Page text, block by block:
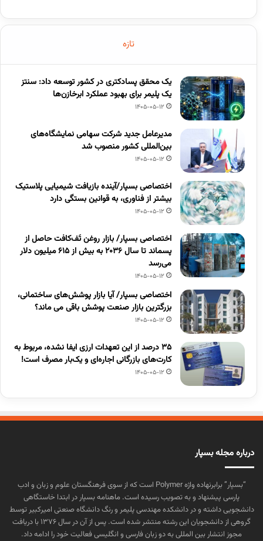
تازه
یک محقق پسادکتری در کشور توسعه داد: سنتز
یک پلیمر برای بهبود عملکرد ابرخازن‌ها
1405-05-12
مدیرعامل جدید شرکت سهامی نمایشگاه‌های
بین‌المللی کشور منصوب شد
1405-05-12
اختصاصی بسپار/آینده بازیافت شیمیایی پلاستیک
بیشتر از فناوری، به قوانین بستگی دارد
1405-05-12
اختصاصی بسپار/ بازار روغن تَف‌کافت حاصل از
پسماند تا سال ۲۰۳۶ به بیش از ۶۱۵ میلیون دلار
می‌رسد
1405-05-12
اختصاصی بسپار/ آیا بازار پوشش‌های ساختمانی،
بزرگترین بازار صنعت پوشش باقی می ماند؟
1405-05-12
۳۵ درصد از این تعهدات ارزی ایفا نشده، مربوط به
کارت‌های بازرگانی اجاره‌ای و یک‌بار مصرف است!
1405-05-12
درباره مجله بسپار
“بسپار” برابرنهاده واژه Polymer است که از سوی فرهنگستان علوم و زبان و ادب
پارسی پیشنهاد و به تصویب رسیده است. ماهنامه بسپار در ابتدا خاستگاهی
دانشجویی داشته و در دانشکده مهندسی پلیمر و رنگ دانشگاه صنعتی امیرکبیر توسط
گروهی از دانشجویان این رشته منتشر شده است. پس از آن در سال ۱۳۷۶ با دریافت
مجوز انتشار بین المللی به دو زبان فارسی و انگلیسی فعالیت خود را ادامه داد.